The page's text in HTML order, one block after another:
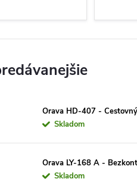
Orava HD-407 -
Skladom
Orava LY-168 A -
Skladom